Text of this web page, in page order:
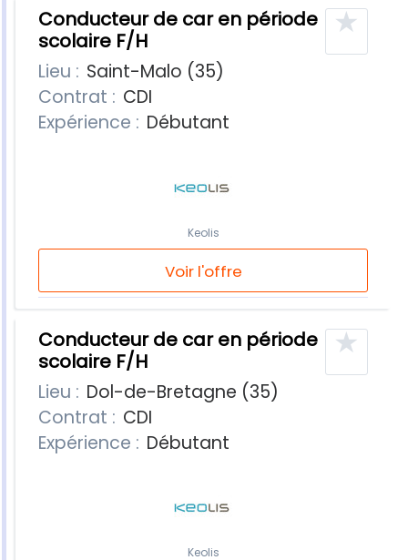
Conducteur de car en période
scolaire F/H
★
Lieu : Saint-Malo (35)
Contrat : CDI
Expérience : Débutant
Voir l'offre
Keolis
Conducteur de car en période
scolaire F/H
★
Lieu : Dol-de-Bretagne (35)
Contrat : CDI
Expérience : Débutant
Keolis